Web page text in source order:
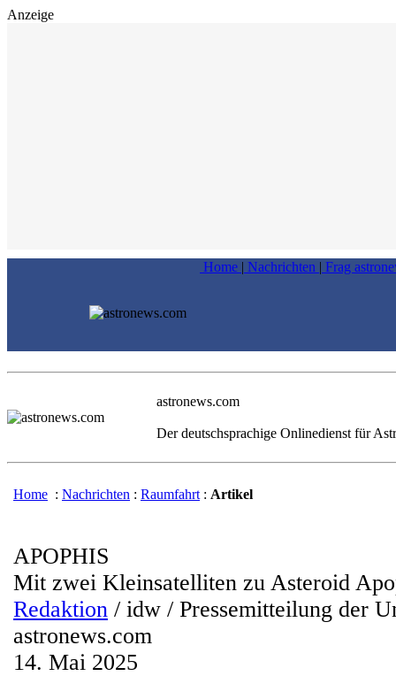
Anzeige
Home | Nachrichten | Frag
astronews.com
Der deutschsprachige Onlinedienst für
Home : Nachrichten : Raumfahrt : Artikel
APOPHIS
Mit zwei Kleinsatelliten zu Asteroid
Redaktion / idw / Pressemitteilung der
astronews.com
14. Mai 2025